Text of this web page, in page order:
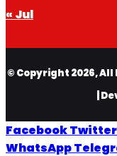
« Jul
© Copyright 2026, All
|
FacebookTwitter
WhatsApp